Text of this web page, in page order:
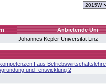
Anbietende Uni
Johannes Kepler Universität Linz
I aus Betriebswirtschaftslehre
und -entwicklung 2